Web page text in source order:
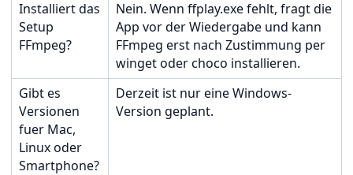
Installiert das
Setup
FFmpeg?
Nein. Wenn ffplay.exe fehlt, fragt die
App vor der Wiedergabe und kann
FFmpeg erst nach Zustimmung per
winget oder choco installieren.
Gibt es
Versionen
fuer Mac,
Linux oder
Smartphone?
Derzeit ist nur eine Windows-
Version geplant.